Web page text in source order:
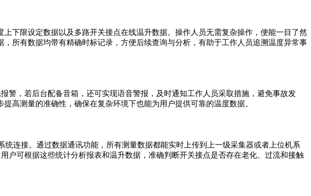
下限设定数据以及多路开关接点在线温升数据。操作人员无需复杂操作，便能一目了然
所有数据均带有精确时标记录，方便后续查询与分析，有助于工作人员追溯温度异常事
警，若后台配备音箱，还可实现语音警报，及时通知工作人员采取措施，避免事故发
高测量的准确性，确保在复杂环境下也能为用户提供可靠的温度数据。
连接。通过数据通讯功能，所有测量数据都能实时上传到上一级采集器或者上位机系
户可根据这些统计分析报表和温升数据，准确判断开关接点是否存在老化、过流和接触